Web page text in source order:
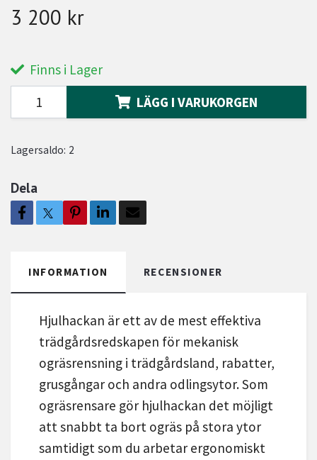
3 200 kr
Finns i Lager
LÄGG I VARUKORGEN
Lagersaldo: 2
Dela
INFORMATION RECENSIONER
Hjulhackan är ett av de mest effektiva
trädgårdsredskapen för mekanisk
ogräsrensning i trädgårdsland, rabatter,
grusgångar och andra odlingsytor. Som
ogräsrensare gör hjulhackan det möjligt
att snabbt ta bort ogräs på stora ytor
samtidigt som du arbetar ergonomiskt